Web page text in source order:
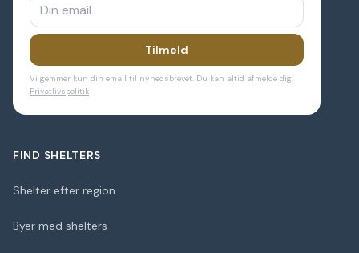
Tilmeld
Vi gemmer kun din email til nyhedsbrevet. Du kan altid afmelde dig.
Privatlivspolitik
FIND SHELTERS
Shelter efter region
Byer med shelters